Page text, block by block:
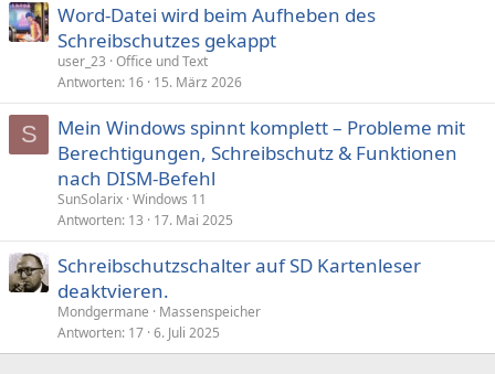
Word-Datei wird beim Aufheben des
Schreibschutzes gekappt
user_23 Office und Text
Antworten 16 15. März 2026
S
Mein Windows spinnt komplett – Probleme mit
Berechtigungen, Schreibschutz & Funktionen
nach DISM-Befehl
SunSolarix Windows 11
Antworten 13 17. Mai 2025
Schreibschutzschalter auf SD Kartenleser
deaktvieren.
Mondgermane
Massenspeicher
Antworten 17 6. Juli 2025